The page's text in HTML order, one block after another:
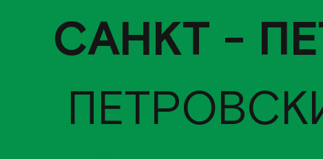
САНКТ -